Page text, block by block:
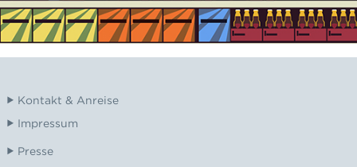
Kontakt & Anreise
Impressum
Presse